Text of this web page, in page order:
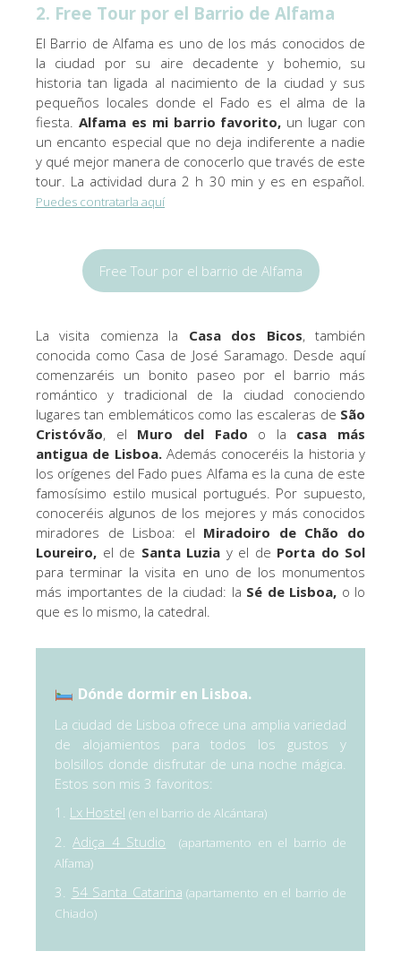
2. Free Tour por el Barrio de Alfama
El Barrio de Alfama es uno de los más conocidos de
la ciudad por su aire decadente y bohemio, su
historia tan ligada al nacimiento de la ciudad y sus
pequeños locales donde el Fado es el alma de la
fiesta. Alfama es mi barrio favorito, un lugar con
un encanto especial que no deja indiferente a nadie
y qué mejor manera de conocerlo que través de este
tour. La actividad dura 2 h 30 min y es en español.
Puedes contratarla aquí
Free Tour por el barrio de Alfama
La visita comienza la Casa dos Bicos, también
conocida como Casa de José Saramago. Desde aquí
comenzaréis un bonito paseo por el barrio más
romántico y tradicional de la ciudad conociendo
lugares tan emblemáticos como las escaleras de São
Cristóvão, el Muro del Fado o la casa más
antigua de Lisboa. Además conoceréis la historia y
los orígenes del Fado pues Alfama es la cuna de este
famosísimo estilo musical portugués. Por supuesto,
conoceréis algunos de los mejores y más conocidos
miradores de Lisboa: el Miradoiro de Chão do
Loureiro, el de Santa Luzia y el de Porta do Sol
para terminar la visita en uno de los monumentos
más importantes de la ciudad: la Sé de Lisboa, o lo
que es lo mismo, la catedral.
Dónde dormir en Lisboa.
La ciudad de Lisboa ofrece una amplia variedad
de alojamientos para todos los gustos y
bolsillos donde disfrutar de una noche mágica.
Estos son mis 3 favoritos:
1. Lx Hostel (en el barrio de Alcántara)
2.Adiça 4 Studio
(apartamento en el barrio de
Alfama)
3. 54 Santa Catarina (apartamento en el barrio de
Chiado)